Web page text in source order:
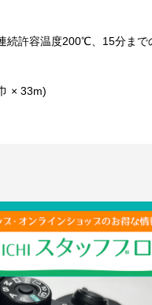
続許容温度200℃、15分まで
× 33m)